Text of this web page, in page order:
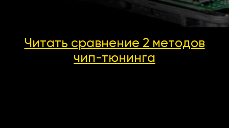
Читать сравнение 2 методов
чип-тюнинга